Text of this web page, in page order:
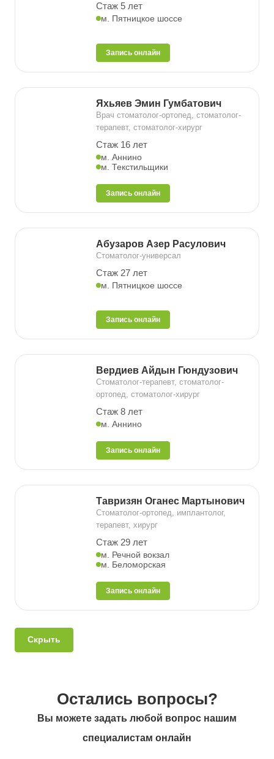
Стаж 5 лет
м. Пятницкое шоссе
Запись онлайн
Яхьяев Эмин Гумбатович
Врач стоматолог-ортопед, стоматолог-
терапевт, стоматолог-хирург
Стаж 16 лет
м. Аннино
м. Текстильщики
Запись онлайн
Абузаров Азер Расулович
Стоматолог-универсал
Стаж 27 лет
м. Пятницкое шоссе
Запись онлайн
Вердиев Айдын Гюндузович
Стоматолог-терапевт, стоматолог-
ортопед, стоматолог-хирург
Стаж 8 лет
м. Аннино
Запись онлайн
Тавризян Оганес Мартынович
Стоматолог-ортопед, имплантолог,
терапевт, хирург
Стаж 29 лет
м. Речной вокзал
м. Беломорская
Запись онлайн
Скрыть
Остались вопросы?
Вы можете задать любой вопрос нашим
специалистам онлайн